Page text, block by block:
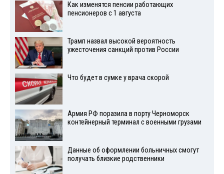
Как изменятся пенсии работающих
пенсионеров с 1 августа
Трамп назвал высокой вероятность
ужесточения санкций против России
Что будет в сумке у врача скорой
Армия РФ поразила в порту Черноморск
контейнерный терминал с военными грузами
Данные об оформлении больничных смогут
получать близкие родственники